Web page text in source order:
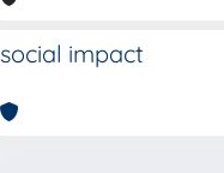
social impact